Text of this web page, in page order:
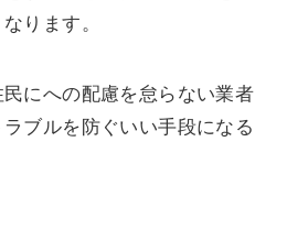
ります。
にへの配慮を怠らない業者
ブルを防ぐいい手段になる